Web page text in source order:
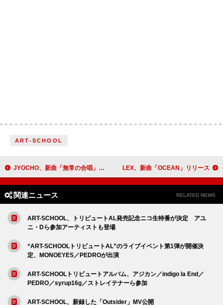
ART-SCHOOL
JYOCHO、新曲「無常の合唱」8/27配信リリース LEX、新曲「OCEAN」リリース
関連ニュース RELATED NEWS
ART-SCHOOL、トリビュートAL発売記念ニコ生特番が決定 アユ
ニ・Dら参加アーティストも登場
“ART-SCHOOLトリビュートAL”のライブイベント第1弾が開催決
定、MONOEYES／PEDROが出演
ART-SCHOOLトリビュートアルバム、アジカン／indigo la End／
PEDRO／syrup16g／ストレイテナーら参加
ART-SCHOOL、新録した「Outsider」MV公開